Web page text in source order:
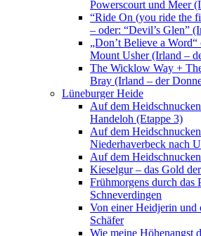
Powerscourt und Meer
“Ride On (you ride the
– oder: “Devil’s Glen”
„Don’t Believe a
Mount Usher (Irland –
The Wicklow Way +
Bray (Irland – der
Lüneburger Heide
Auf dem
Handeloh (Etappe 3)
Auf dem
Niederhaverbeck nach
Auf dem
Kieselgur – das Gold
Frühmorgens durch das
Schneverdingen
Von einer Heidjerin und
Schäfer
Wie meine Höhenangst